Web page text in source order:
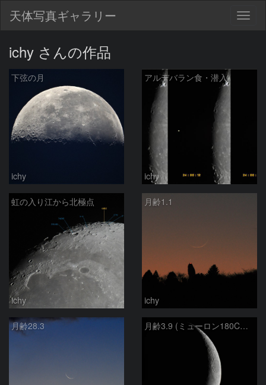
天体写真ギャラリー
ichy さんの作品
下弦の月
ichy
アルデバラン食・潜入
ichy
虹の入り江から北極点
ichy
月齢1.1
ichy
月齢28.3 月齢3.9 (ミューロン180Cによる)